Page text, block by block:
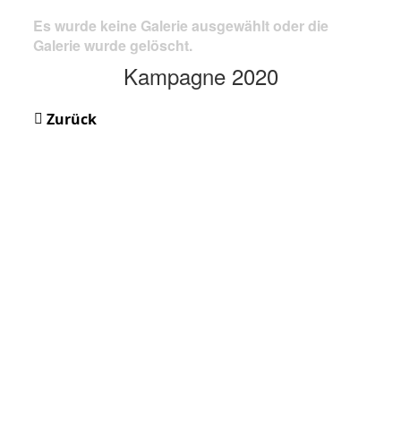
Es wurde keine Galerie ausgewählt oder die
Galerie wurde gelöscht.
Kampagne 2020
Zurück